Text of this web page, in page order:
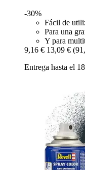
-30%
Fácil de
Para una
Y para
9,16 € 13,09 €
Entrega hasta el